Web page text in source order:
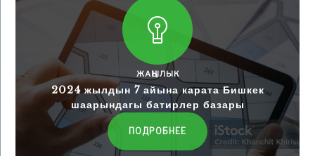
ЖАҢЫЛЫК
2024 жылдын 7 айына карата Бишкек
шаарындагы батирлер базары
ПОДРОБНЕЕ